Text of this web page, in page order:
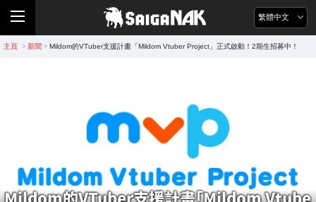
繁體中文
主頁 > 新聞 > Mildom的VTuber支援計畫「Mildom Vtuber Project」正式啟動！2期生招募中！
Mildom的VTuber支援計畫「Mildom Vtube